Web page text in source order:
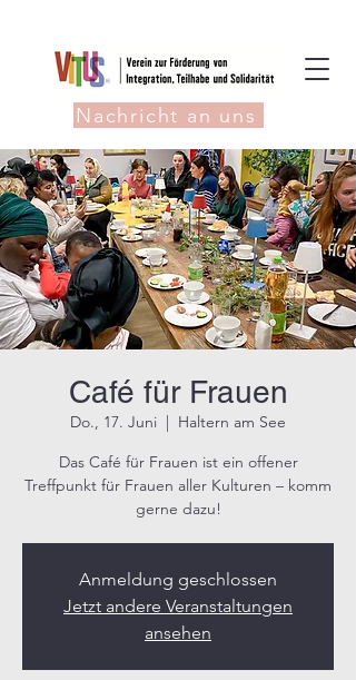
Nachricht an uns
Café für Frauen
Do., 17. Juni
  |
Haltern am See
Das Café für Frauen ist ein offener
Treffpunkt für Frauen aller Kulturen – komm
gerne dazu!​
Anmeldung geschlossen
Jetzt andere Veranstaltungen
ansehen